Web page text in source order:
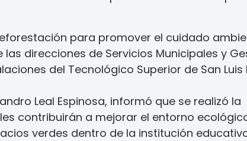
para promover el cuidado
direcciones de Servicios Municipales y
del Tecnológico Superior de San Luis
Leal Espinosa, informó que se realizó la
contribuirán a mejorar el entorno
verdes dentro de la institución